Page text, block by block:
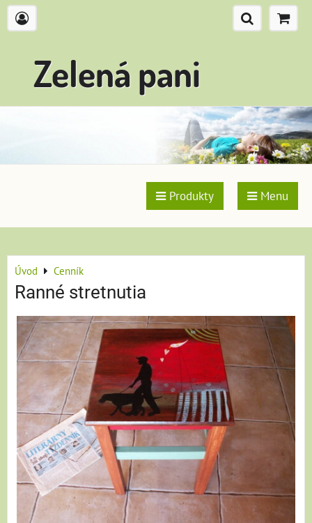
Zelená pani
Produkty Menu
Úvod Cenník
Ranné stretnutia